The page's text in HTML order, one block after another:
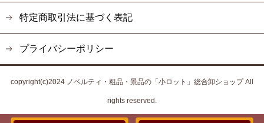
特定商取引法に基づく表記
プライバシーポリシー
copyright(c)2024 ノベルティ・粗品・景品の「小ロット」総合卸ショップ All
rights reserved.